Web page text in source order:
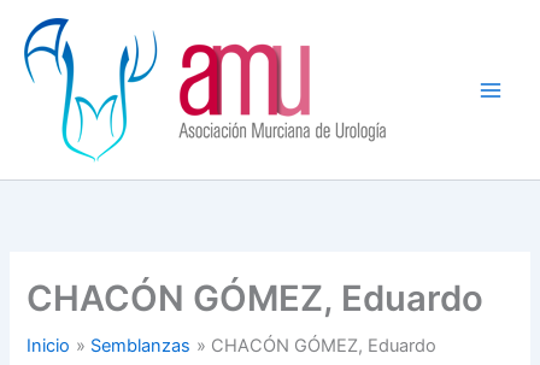
contenido
CHACÓN GÓMEZ, Eduardo
Inicio Semblanzas CHACÓN GÓMEZ, Eduardo